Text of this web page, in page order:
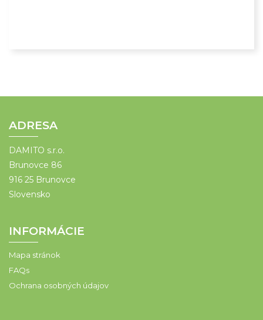
ADRESA
DAMITO s.r.o.
Brunovce 86
916 25 Brunovce
Slovensko
INFORMÁCIE
Mapa stránok
FAQs
Ochrana osobných údajov